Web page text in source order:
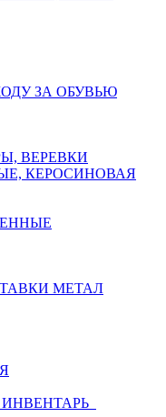
ЗА ОБУВЬЮ
ВЕРЕВКИ
КЕРОСИНОВАЯ
МЕТАЛ